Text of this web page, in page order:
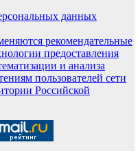
данных
рекомендательные
предоставления
и анализа
пользователей сети
Российской